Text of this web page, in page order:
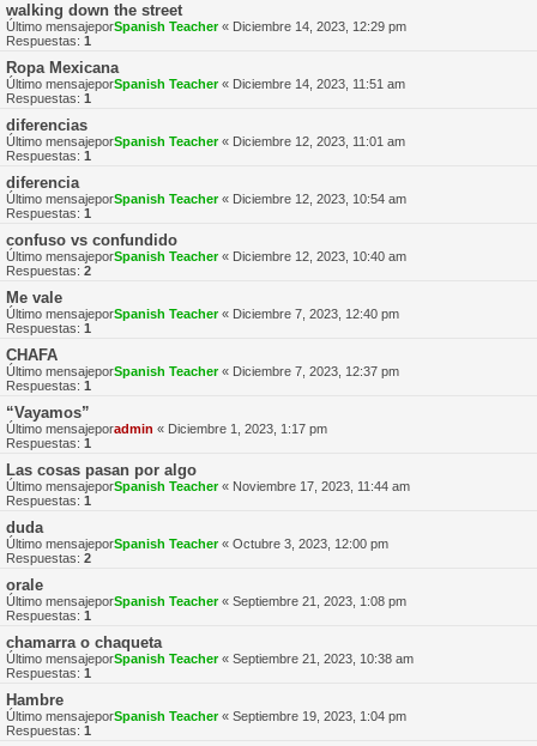
walking down the street
Último mensajeporSpanish Teacher« Diciembre 14, 2023, 12:29 pm
Respuestas: 1
Ropa Mexicana
Último mensajeporSpanish Teacher« Diciembre 14, 2023, 11:51 am
Respuestas: 1
diferencias
Último mensajeporSpanish Teacher« Diciembre 12, 2023, 11:01 am
Respuestas: 1
diferencia
Último mensajeporSpanish Teacher« Diciembre 12, 2023, 10:54 am
Respuestas: 1
confuso vs confundido
Último mensajeporSpanish Teacher« Diciembre 12, 2023, 10:40 am
Respuestas: 2
Me vale
Último mensajeporSpanish Teacher« Diciembre 7, 2023, 12:40 pm
Respuestas: 1
CHAFA
Último mensajeporSpanish Teacher« Diciembre 7, 2023, 12:37 pm
Respuestas: 1
“Vayamos”
Último mensajeporadmin « Diciembre 1, 2023, 1:17 pm
Respuestas: 1
Las cosas pasan por algo
Último mensajeporSpanish Teacher« Noviembre 17, 2023, 11:44 am
Respuestas: 1
duda
Último mensajeporSpanish Teacher« Octubre 3, 2023, 12:00 pm
Respuestas: 2
orale
Último mensajeporSpanish Teacher« Septiembre 21, 2023, 1:08 pm
Respuestas: 1
chamarra o chaqueta
Último mensajeporSpanish Teacher« Septiembre 21, 2023, 10:38 am
Respuestas: 1
Hambre
Último mensajeporSpanish Teacher« Septiembre 19, 2023, 1:04 pm
Respuestas: 1